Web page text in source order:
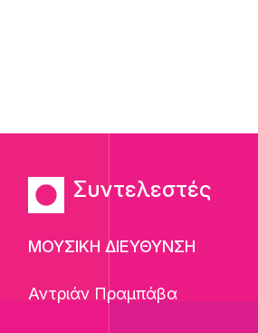
Συντελεστές
ΜΟΥΣΙΚΗ ΔΙΕΥΘΥΝΣΗ
Αντριάν Πραμπάβα